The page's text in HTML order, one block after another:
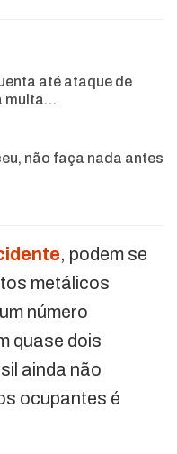
até ataque de
multa…
não faça nada antes
, podem se
metálicos
número
quase dois
ainda não
ocupantes é